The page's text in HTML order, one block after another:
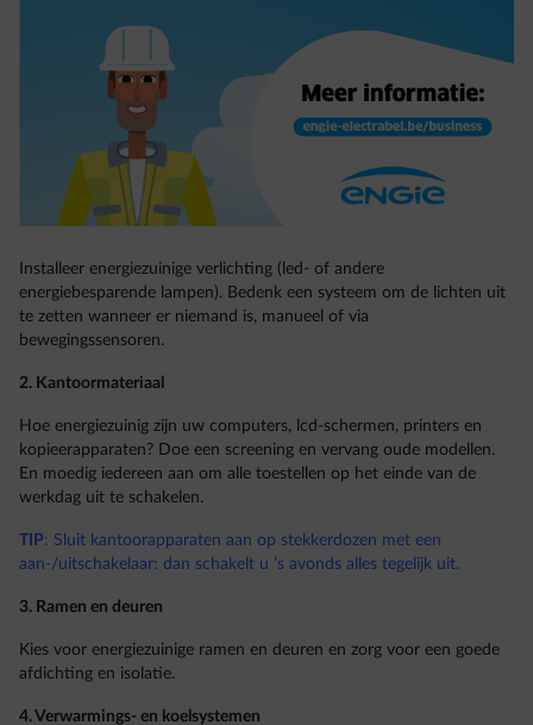
Installeer energiezuinige verlichting (led- of andere
energiebesparende lampen). Bedenk een systeem om de lichten uit
te zetten wanneer er niemand is, manueel of via
bewegingssensoren.
2. Kantoormateriaal
Hoe energiezuinig zijn uw computers, lcd-schermen, printers en
kopieerapparaten? Doe een screening en vervang oude modellen.
En moedig iedereen aan om alle toestellen op het einde van de
werkdag uit te schakelen.
TIP: Sluit kantoorapparaten aan op stekkerdozen met een
aan-/uitschakelaar: dan schakelt u ’s avonds alles tegelijk uit.
3. Ramen en deuren
Kies voor energiezuinige ramen en deuren en zorg voor een goede
afdichting en isolatie.
4. Verwarmings- en koelsystemen